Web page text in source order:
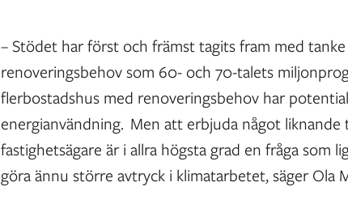
– Stödet har först och främst tagits fram med
renoveringsbehov som 60- och 70-talets
flerbostadshus med renoveringsbehov har
energianvändning. Men att erbjuda något liknande
fastighetsägare är i allra högsta grad en fråga som
göra ännu större avtryck i klimatarbetet, säger Ola